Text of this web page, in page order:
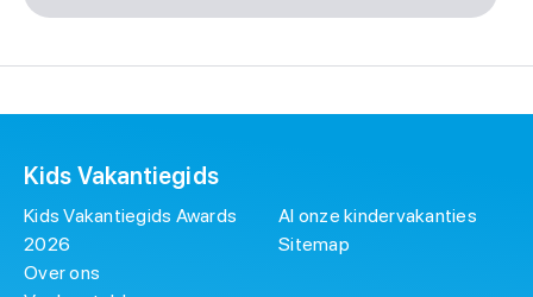
Kids Vakantiegids
Kids Vakantiegids Awards
2026
Over ons
Al onze kindervakanties
Sitemap